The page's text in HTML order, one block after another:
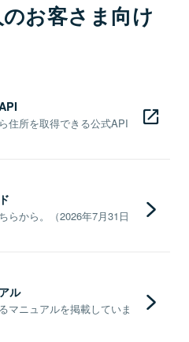
お客さま向け
住所を取得できる公式API
らから。（2026年7月31日
ル
マニュアルを掲載していま